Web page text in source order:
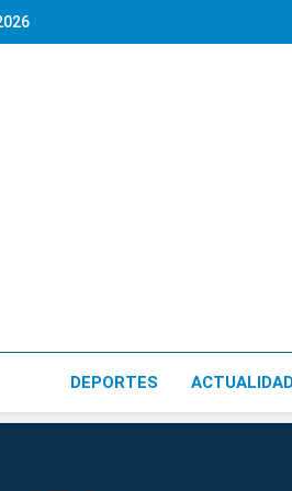
DEPORTES